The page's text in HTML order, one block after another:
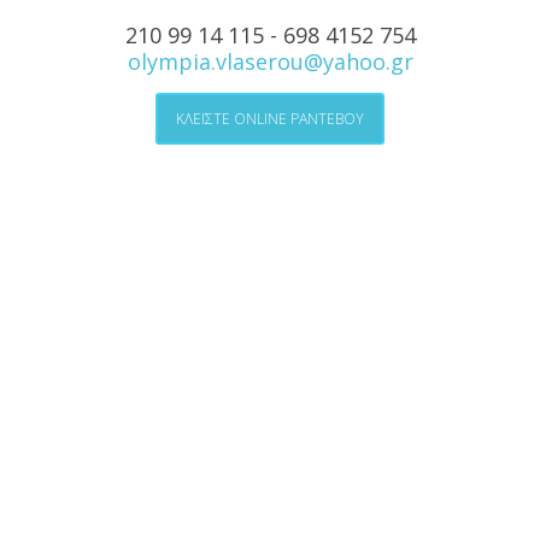
210 99 14 115 - 698 4152 754
olympia.vlaserou@yahoo.gr
ΚΛΕΙΣΤΕ ONLINE ΡΑΝΤΕΒΟΥ